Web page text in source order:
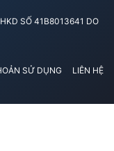
SỐ 41B8013641 DO
SỬ DỤNG LIÊN HỆ